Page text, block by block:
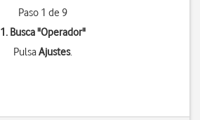
Paso 1 de 9
1. Busca "Operador"
PulsaAjustes.